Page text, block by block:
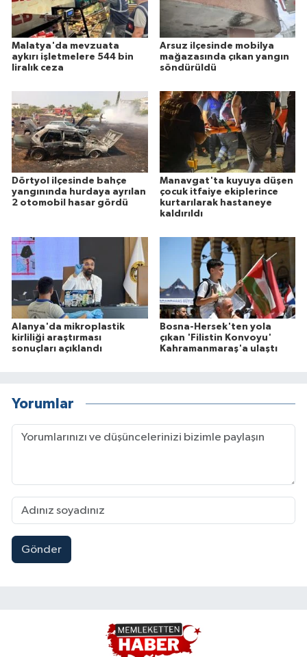
Malatya'da mevzuata
aykırı işletmelere 544 bin
liralık ceza
Arsuz ilçesinde mobilya
mağazasında çıkan yangın
söndürüldü
Dörtyol ilçesinde bahçe
yangınında hurdaya ayrılan
2 otomobil hasar gördü
Manavgat'ta kuyuya düşen
çocuk itfaiye ekiplerince
kurtarılarak hastaneye
kaldırıldı
Alanya'da mikroplastik
kirliliği araştırması
sonuçları açıklandı
Bosna-Hersek'ten yola
çıkan 'Filistin Konvoyu'
Kahramanmaraş'a ulaştı
Yorumlar
Gönder